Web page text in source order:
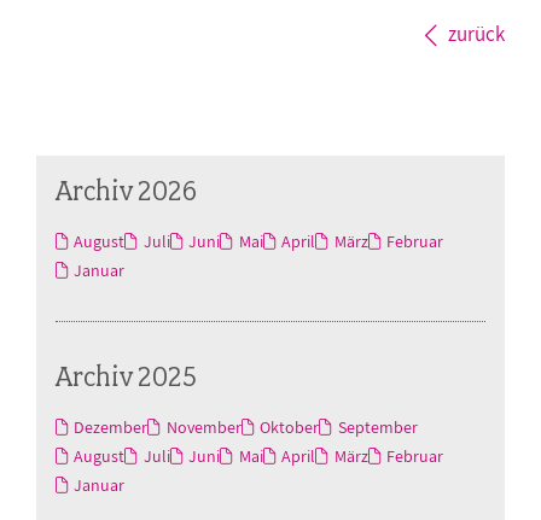
zurück
Archiv 2026
August Juli Juni Mai April März
Februar
Januar
Archiv 2025
Dezember November Oktober
September
August
Juli Juni Mai April März
Februar
Januar